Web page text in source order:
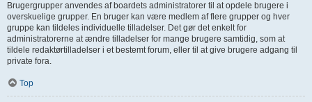
Brugergrupper anvendes af boardets administratorer til at opdele brugere i
overskuelige grupper. En bruger kan være medlem af flere grupper og hver
gruppe kan tildeles individuelle tilladelser. Det gør det enkelt for
administratorerne at ændre tilladelser for mange brugere samtidig, som at
tildele redaktørtilladelser i et bestemt forum, eller til at give brugere adgang til
private fora.
Top